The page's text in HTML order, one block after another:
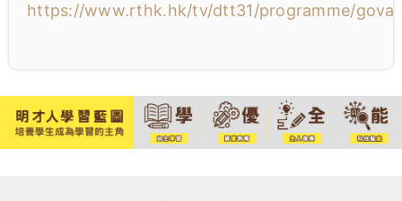
https://www.rthk.hk/tv/dtt31/programme/